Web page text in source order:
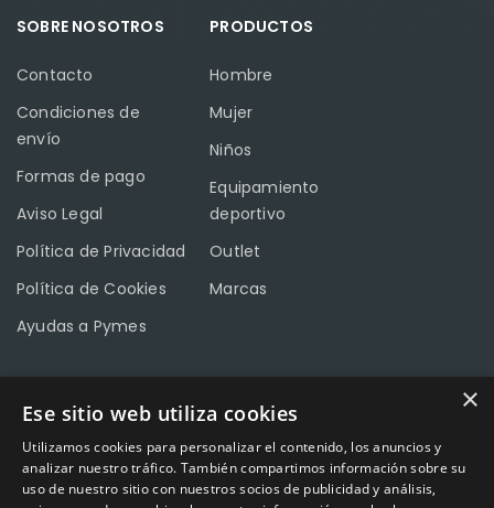
SOBRE NOSOTROS
Contacto
Condiciones de
envío
Formas de pago
Aviso Legal
Política de Privacidad
Política de Cookies
Ayudas a Pymes
PRODUCTOS
Hombre
Mujer
Niños
Equipamiento
deportivo
Outlet
Marcas
CONTACTO
Calle Méndez Núñez nº3 – Fuente Palmera 14120 Córdoba
Teléfono957 04 96 57
×
Ese sitio web utiliza cookies
Utilizamos cookies para personalizar el contenido, los anuncios y
analizar nuestro tráfico. También compartimos información sobre su
uso de nuestro sitio con nuestros socios de publicidad y análisis,